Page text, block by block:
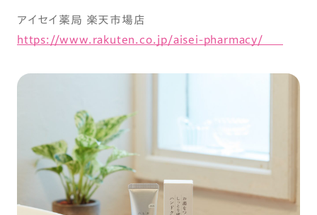
アイセイ薬局 楽天市場店
https://www.rakuten.co.jp/aisei-pharmacy/